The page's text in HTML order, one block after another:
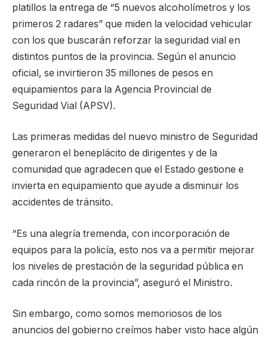
platillos la entrega de “5 nuevos alcoholímetros y los
primeros 2 radares” que miden la velocidad vehicular
con los que buscarán reforzar la seguridad vial en
distintos puntos de la provincia. Según el anuncio
oficial, se invirtieron 35 millones de pesos en
equipamientos para la Agencia Provincial de
Seguridad Vial (APSV).
Las primeras medidas del nuevo ministro de Seguridad
generaron el beneplácito de dirigentes y de la
comunidad que agradecen que el Estado gestione e
invierta en equipamiento que ayude a disminuir los
accidentes de tránsito.
“Es una alegría tremenda, con incorporación de
equipos para la policía, esto nos va a permitir mejorar
los niveles de prestación de la seguridad pública en
cada rincón de la provincia”, aseguró el Ministro.
Sin embargo, como somos memoriosos de los
anuncios del gobierno creímos haber visto hace algún